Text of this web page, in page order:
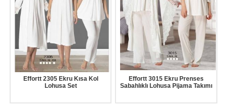
Effortt 2305 Ekru Kısa Kol
Lohusa Set
Effortt 3015 Ekru Prenses
Sabahlıklı Lohusa Pijama Takımı